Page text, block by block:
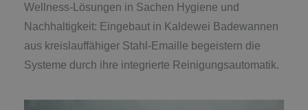
Wellness-Lösungen in Sachen Hygiene und
Nachhaltigkeit: Eingebaut in Kaldewei Badewannen
aus kreislauffähiger Stahl-Emaille begeistern die
Systeme durch ihre integrierte Reinigungsautomatik.